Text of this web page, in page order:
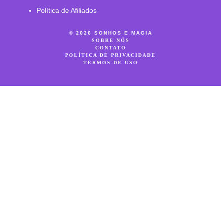
Política de Afiliados
© 2026 SONHOS E MAGIA
SOBRE NÓS
CONTATO
POLÍTICA DE PRIVACIDADE
TERMOS DE USO